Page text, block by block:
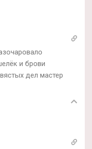
и брови
дел мастер